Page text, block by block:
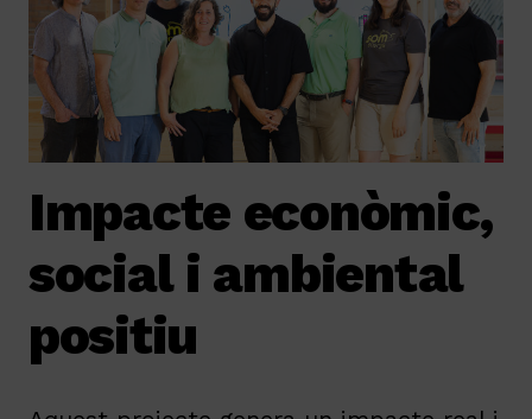
Impacte econòmic,
social i ambiental
positiu